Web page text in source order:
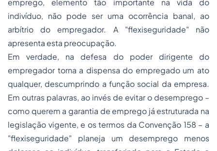
emprego, elemento tão importante na vida do
indivíduo, não pode ser uma ocorrência banal, ao
arbítrio do empregador. A "flexiseguridade" não
apresenta esta preocupação.
Em verdade, na defesa do poder dirigente do
empregador torna a dispensa do empregado um ato
qualquer, descumprindo a função social da empresa.
Em outras palavras, ao invés de evitar o desemprego –
como querem a garantia de emprego já estruturada na
legislação vigente, e os termos da Convenção 158 – a
"flexiseguridade" planeja um desemprego menos